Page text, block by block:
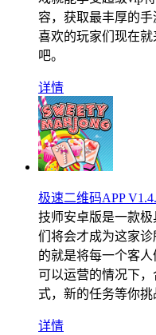
容，获取最丰厚的手
喜欢的玩家们现在
吧。
详情
极速二维码APP
技师安卓版是一款
们将会才成为这家
的就是将每一个客
可以运营的情况下
式，新的任务等你挑
详情